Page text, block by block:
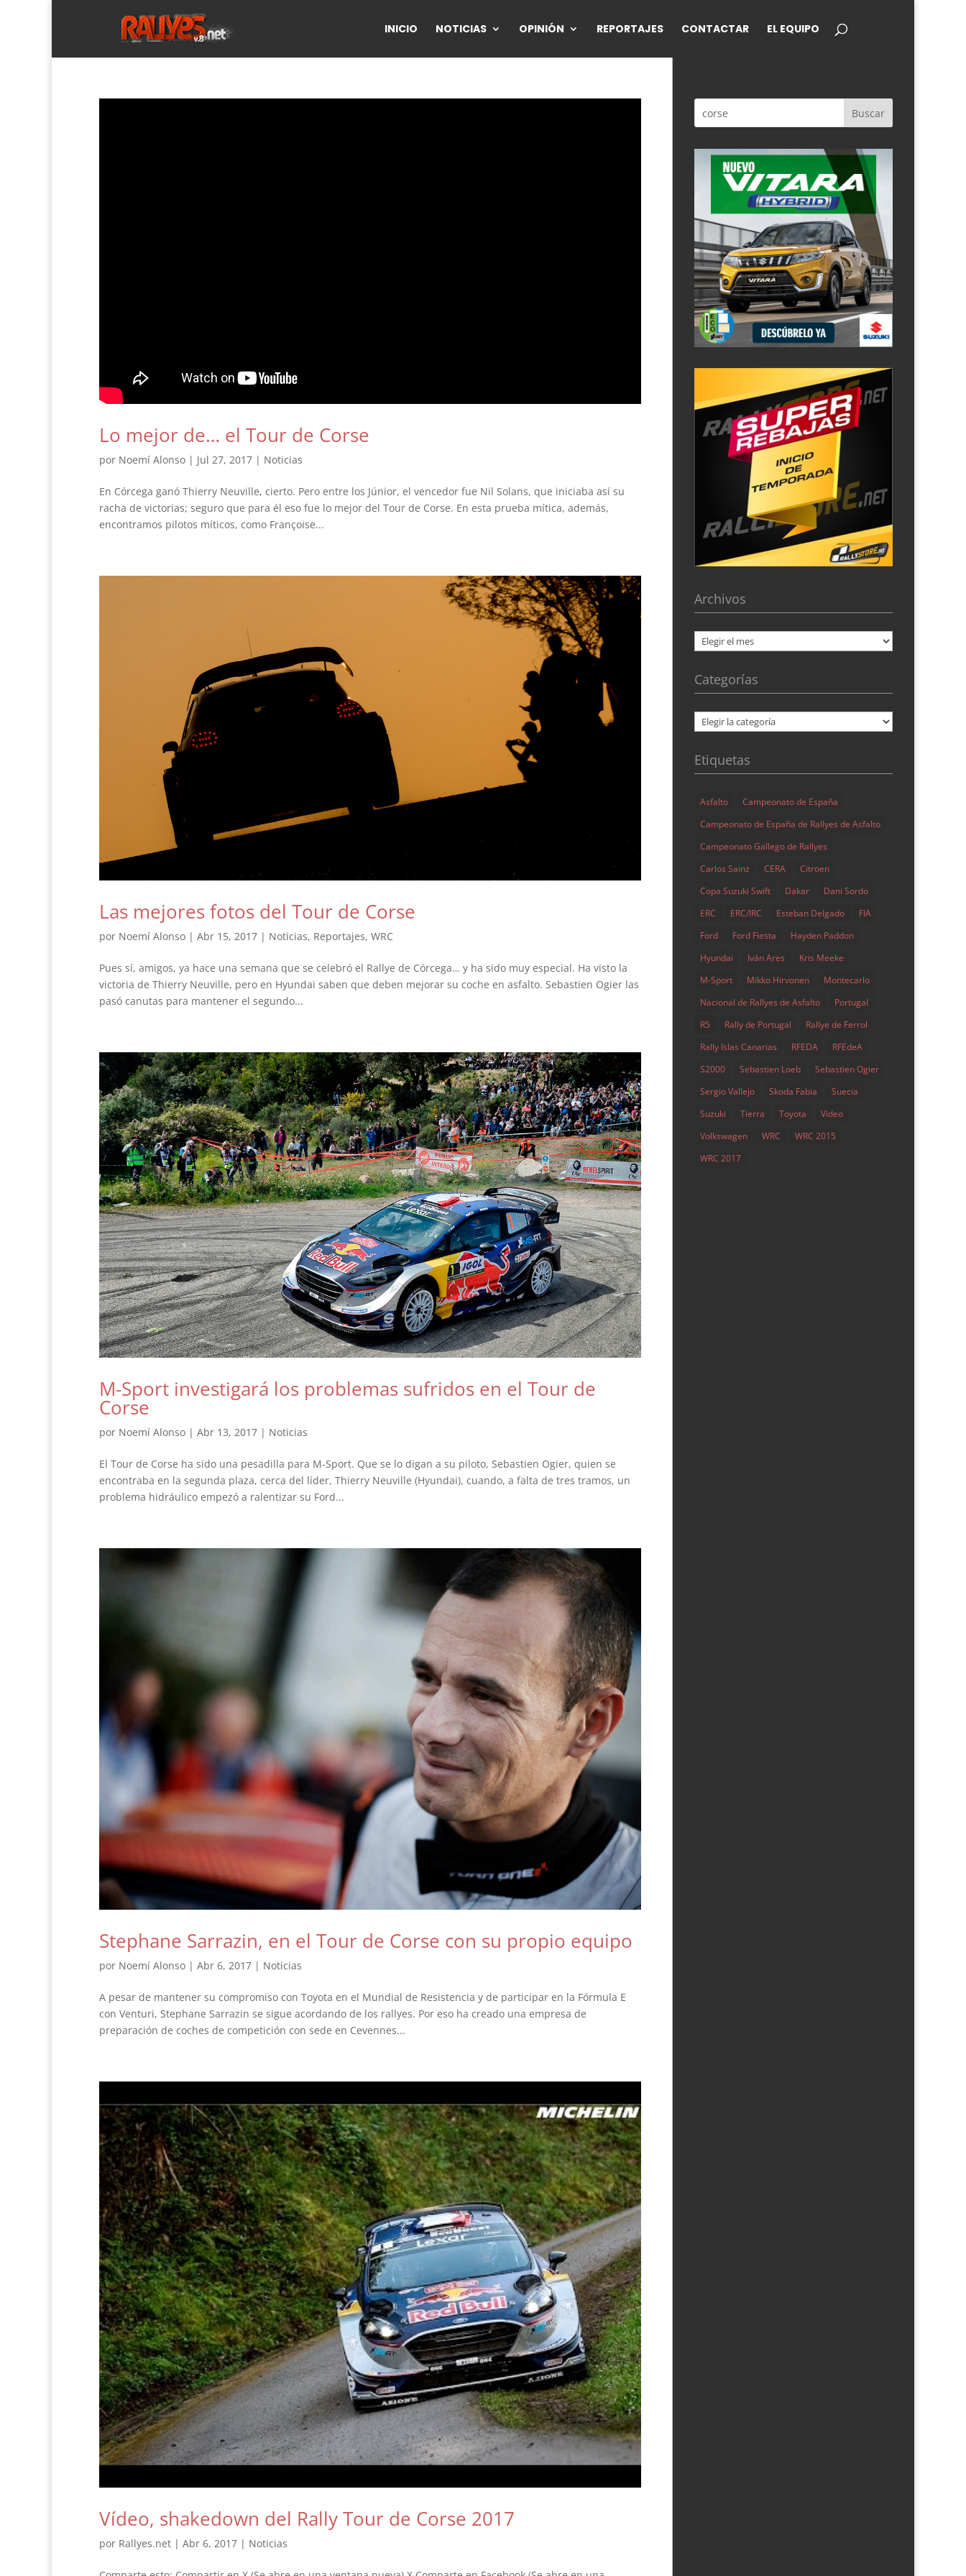
INICIO NOTICIAS OPINIÓN REPORTAJES CONTACTAR EL EQUIPO
Lo mejor de… el Tour de Corse
por Noemí Alonso | Jul 27, 2017 | Noticias
En Córcega ganó Thierry Neuville, cierto. Pero entre los Júnior, el vencedor fue Nil Solans, que iniciaba así su
racha de victorias; seguro que para él eso fue lo mejor del Tour de Corse. En esta prueba mítica, además,
encontramos pilotos míticos, como Françoise...
Las mejores fotos del Tour de Corse
por Noemí Alonso | Abr 15, 2017 | Noticias, Reportajes, WRC
Pues sí, amigos, ya hace una semana que se celebró el Rallye de Córcega… y ha sido muy especial. Ha visto la
victoria de Thierry Neuville, pero en Hyundai saben que deben mejorar su coche en asfalto. Sebastien Ogier las
pasó canutas para mantener el segundo...
M-Sport investigará los problemas sufridos en el Tour de
Corse
por Noemí Alonso | Abr 13, 2017 | Noticias
El Tour de Corse ha sido una pesadilla para M-Sport. Que se lo digan a su piloto, Sebastien Ogier, quien se
encontraba en la segunda plaza, cerca del líder, Thierry Neuville (Hyundai), cuando, a falta de tres tramos, un
problema hidráulico empezó a ralentizar su Ford...
Stephane Sarrazin, en el Tour de Corse con su propio equipo
por Noemí Alonso | Abr 6, 2017 | Noticias
A pesar de mantener su compromiso con Toyota en el Mundial de Resistencia y de participar en la Fórmula E
con Venturi, Stephane Sarrazin se sigue acordando de los rallyes. Por eso ha creado una empresa de
preparación de coches de competición con sede en Cevennes...
Vídeo, shakedown del Rally Tour de Corse 2017
por Rallyes.net | Abr 6, 2017 | Noticias
Archivos
Archivos
Categorías
Categorías
Etiquetas
Asfalto
Campeonato de España
Campeonato de España de Rallyes de Asfalto
Campeonato Gallego de Rallyes
Carlos Sainz
CERA
Citroen
Copa Suzuki Swift
Dakar
Dani Sordo
ERC
ERC/IRC Esteban Delgado
FIA
Ford
Ford Fiesta
Hayden Paddon
Hyundai
Iván Ares
Kris Meeke
M-Sport
Mikko Hirvonen
Montecarlo
Nacional de Rallyes de Asfalto
Portugal
R5
Rally de Portugal
Rallye de Ferrol
Rally Islas Canarias
RFEDA
RFEdeA
S2000
Sebastien Loeb
Sebastien Ogier
Sergio Vallejo
Skoda Fabia
Suecia
Suzuki
Tierra Toyota
Video
Volkswagen
WRC
WRC 2015
WRC 2017